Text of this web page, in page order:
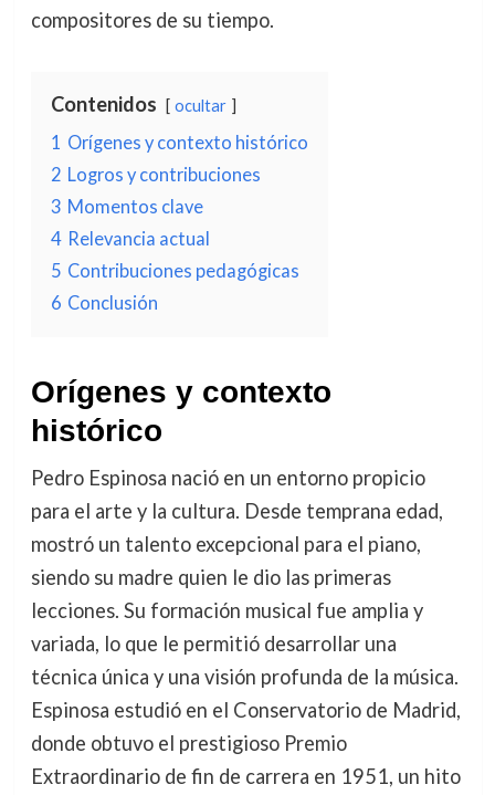
compositores de su tiempo.
Contenidos ocultar
1 Orígenes y contexto histórico
2 Logros y contribuciones
3 Momentos clave
4 Relevancia actual
5 Contribuciones pedagógicas
6 Conclusión
Orígenes y contexto
histórico
Pedro Espinosa nació en un entorno propicio
para el arte y la cultura. Desde temprana edad,
mostró un talento excepcional para el piano,
siendo su madre quien le dio las primeras
lecciones. Su formación musical fue amplia y
variada, lo que le permitió desarrollar una
técnica única y una visión profunda de la música.
Espinosa estudió en el Conservatorio de Madrid,
donde obtuvo el prestigioso Premio
Extraordinario de fin de carrera en 1951, un hito